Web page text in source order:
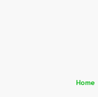
Home